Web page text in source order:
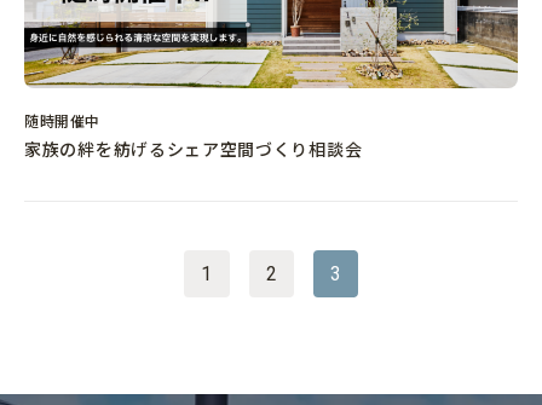
随時開催中
家族の絆を紡げるシェア空間づくり相談会
1 2 3